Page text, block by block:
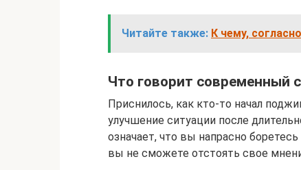
Читайте также: К чему,
Что говорит современный
Приснилось, как кто-то начал
улучшение ситуации после
означает, что вы напрасно
вы не сможете отстоять свое